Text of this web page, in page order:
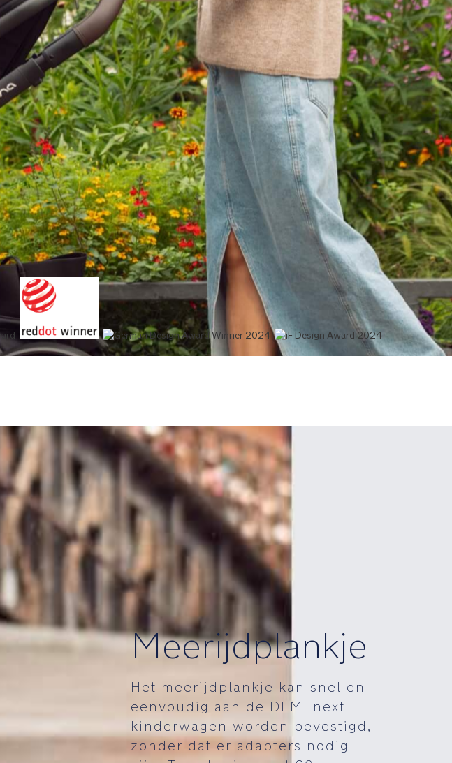
Meerijdplankje
Het meerijdplankje kan snel en
eenvoudig aan de DEMI next
kinderwagen worden bevestigd,
zonder dat er adapters nodig